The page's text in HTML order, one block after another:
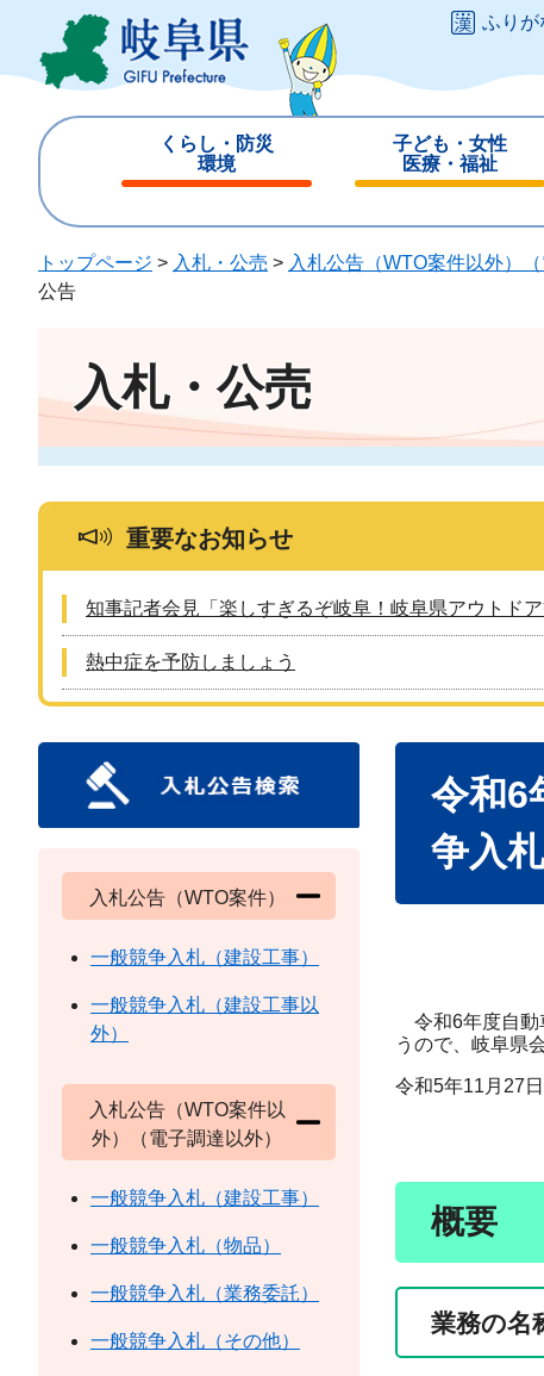
ジ
ュ
ふりが
くらし・防災
環境
じ
子ども・女性
医療・福祉
じ
る
トップページ > 入札・公売 > 入札公告（WTO案件以外）（
公告
入札・公売
重要なお知らせ
知事記者会見「楽しすぎるぞ岐阜！岐阜県アウトド
熱中症を予防しましょう
令和6
争入
令和6年度自動
うので、岐阜県
令和5年11月27日
概要
業務の名
入札公告（WTO案件）
一般競争入札（建設工事）
一般競争入札（建設工事以
外）
入札公告（WTO案件以
外）（電子調達以外）
一般競争入札（建設工事）
一般競争入札（物品）
一般競争入札（業務委託）
一般競争入札（その他）